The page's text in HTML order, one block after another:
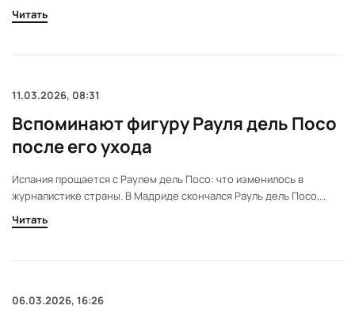
в конкурсе на статус культурной столицы Европы. Решение
чиновника вызвало недовольство других городов. Итог может
Читать
11.03.2026, 08:31
Вспоминают фигуру Рауля дель Поcо
после его ухода
Испания прощается с Раулем дель Поcо: что изменилось в
журналистике страны. В Мадриде скончался Рауль дель Поcо,
оставивший заметный след в испанской журналистике. Его стиль и
подход к профессии повлияли на целое поколение. В материале —
Читать
06.03.2026, 16:26